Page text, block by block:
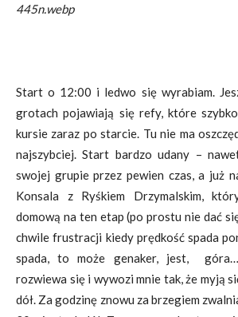
445n.webp
Start o 12:00 i ledwo się wyrabiam.
grotach pojawiają się refy, które szybko
kursie zaraz po starcie. Tu nie ma
najszybciej. Start bardzo udany –
swojej grupie przez pewien czas, a już
Konsala z Ryśkiem Drzymalskim,
domową na ten etap (po prostu nie dać
chwile frustracji kiedy prędkość spada
spada, to może genaker, jest,
rozwiewa się i wywozi mnie tak, że myją
dół. Za godzinę znowu za brzegiem